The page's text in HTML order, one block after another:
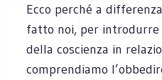
Ecco perché a
fatto noi, per
della coscienza in
comprendiamo